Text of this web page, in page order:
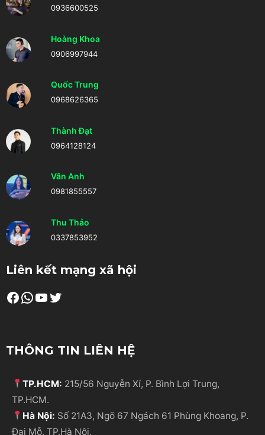
0936600525
Hoàng Khoa
0906997944
Quốc Trung
0968626365
Thành Đạt
0964128124
Vân Anh
0981855557
Thu Thảo
0337853952
Liên kết mạng xã hội
Facebook WhatsApp Youtube Twitter
THÔNG TIN LIÊN HỆ
TP.HCM: 215/56 Nguyễn Xí, P. Bình Lợi Trung,
TP.HCM.
Hà Nội: Số 21A3, Ngõ 67 Ngách 61 Phùng Khoang, P.
Đại Mỗ, TP.Hà Nội.